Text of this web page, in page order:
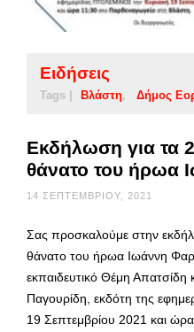
Ειδήσεις
Tags | Βλάστη Δήμος
Εκδήλωση για τα
θάνατο του ήρωα
14 ΣΕΠΤΕΜΒΡΊΟΥ, 2021
Σας προσκαλούμε στην
θάνατο του ήρωα Ιωάννη
εκπαιδευτικό Θέμη Απατσίδη
Παγουρίδη, εκδότη της
19 Σεπτεμβρίου 2021 και